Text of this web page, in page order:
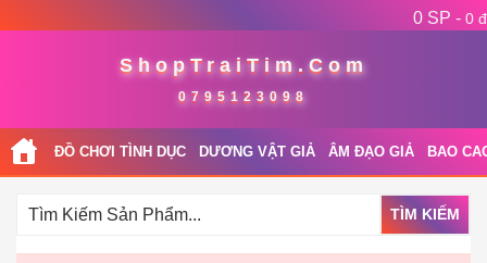
0 SP - 0 đ
ShopTraiTim.Com
0795123098
ĐỒ CHƠI TÌNH DỤC DƯƠNG VẬT GIẢ ÂM ĐẠO GIẢ BAO
TÌM KIẾM